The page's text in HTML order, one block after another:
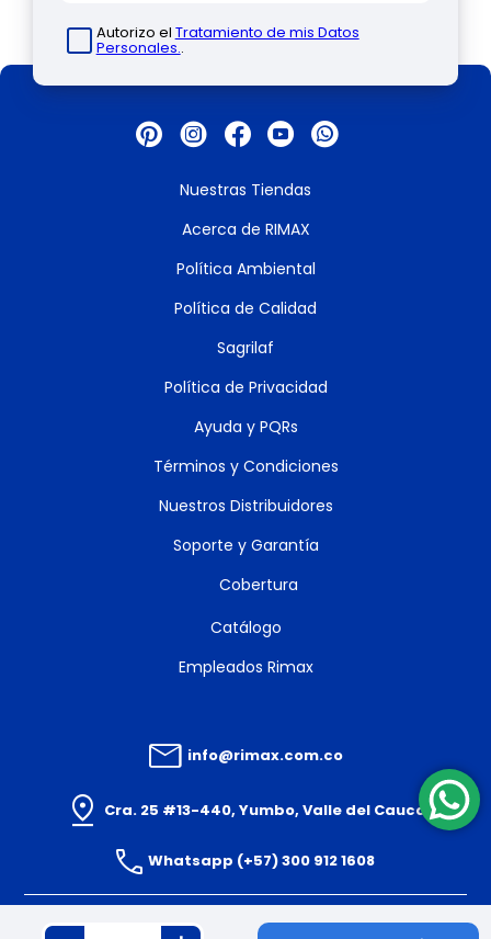
Autorizo el Tratamiento de mis Datos
Personales..
Nuestras Tiendas
Acerca de RIMAX
Política Ambiental
Política de Calidad
Sagrilaf
Política de Privacidad
Ayuda y PQRs
Términos y Condiciones
Nuestros Distribuidores
Soporte y Garantía
Cobertura
Catálogo
Empleados Rimax
info@rimax.com.co
Cra. 25 #13-440, Yumbo, Valle del Cauca
Whatsapp (+57) 300 912 1608